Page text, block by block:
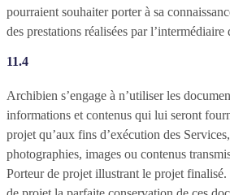
pourraient souhaiter porter à sa
des prestations réalisées par l’intermédiaire
11.4
Archibien s’engage à n’utiliser les
informations et contenus qui lui seront
projet qu’aux fins d’exécution des
photographies, images ou contenus
Porteur de projet illustrant le projet